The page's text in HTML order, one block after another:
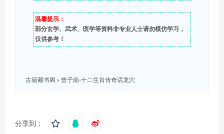
温馨提示：
部分玄学、武术、医学等资料非专业人士请勿模仿学习，
仅供参考！
古籍藏书阁 » 曾子南-十二生肖传奇话龙穴
分享到：